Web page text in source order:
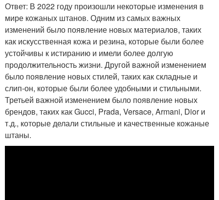
Ответ: В 2022 году произошли некоторые изменения в
мире кожаных штанов. Одним из самых важных
изменений было появление новых материалов, таких
как искусственная кожа и резина, которые были более
устойчивы к истиранию и имели более долгую
продолжительность жизни. Другой важной изменением
было появление новых стилей, таких как складные и
слип-он, которые были более удобными и стильными.
Третьей важной изменением было появление новых
брендов, таких как Gucci, Prada, Versace, Armani, Dior и
т.д., которые делали стильные и качественные кожаные
штаны.